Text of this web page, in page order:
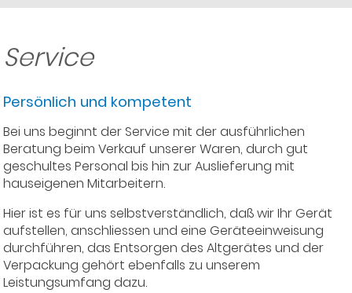
Service
Persönlich und kompetent
Bei uns beginnt der Service mit der ausführlichen
Beratung beim Verkauf unserer Waren, durch gut
geschultes Personal bis hin zur Auslieferung mit
hauseigenen Mitarbeitern.
Hier ist es für uns selbstverständlich, daß wir Ihr Gerät
aufstellen, anschliessen und eine Geräteeinweisung
durchführen, das Entsorgen des Altgerätes und der
Verpackung gehört ebenfalls zu unserem
Leistungsumfang dazu.